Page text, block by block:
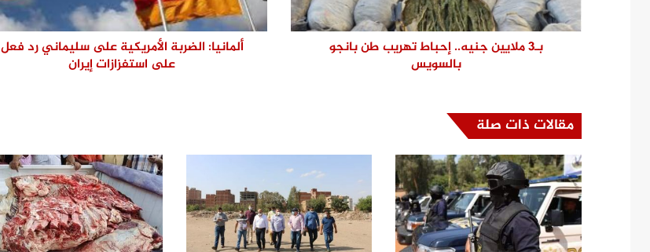
رئيس مياه القليوبية يتفقد مصنع سويلم
لصناعة مواسير الفخار لبحث تعزيز التعاون
ودعم الصناعة الوطنية
حركة تنقلات ضباط النظام بمديرية أمن
القليوبية.. تعيينات جديدة للمأمورين
ونوابهم
محافظ القليوبية يتابع حادث سقوط
سقف أثناء إزالة مبنى مخالف بطوخ
بـ3 ملايين جنيه.. إحباط تهريب طن بانجو
بالسويس
ألمانيا: الضربة الأمريكية على سليماني رد فعل
على استفزازات إيران
مقالات ذات صلة